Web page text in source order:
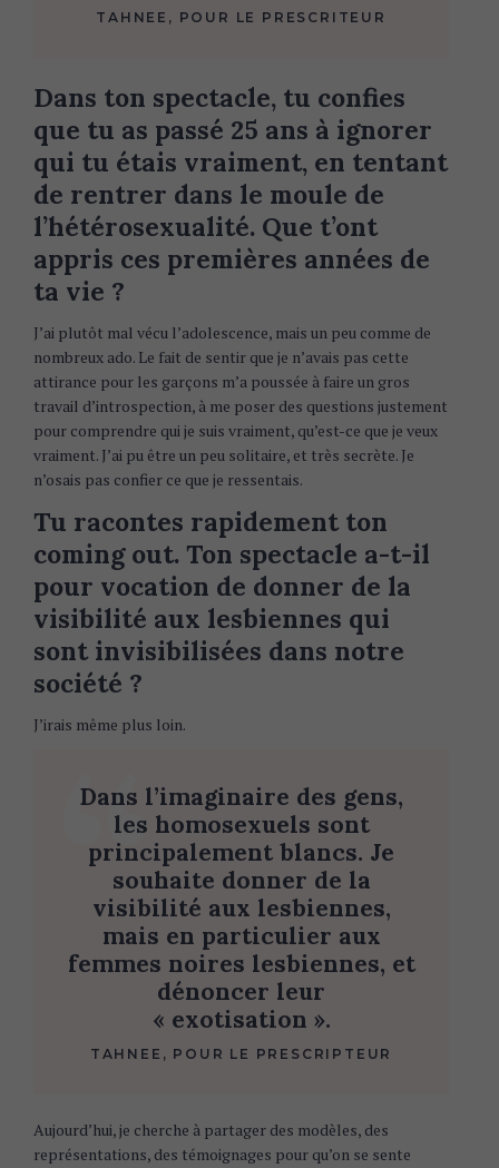
TAHNEE, POUR LE PRESCRITEUR
Dans ton spectacle, tu confies
que tu as passé 25 ans à ignorer
qui tu étais vraiment, en tentant
de rentrer dans le moule de
l’hétérosexualité. Que t’ont
appris ces premières années de
ta vie ?
J’ai plutôt mal vécu l’adolescence, mais un peu comme de
nombreux ado. Le fait de sentir que je n’avais pas cette
attirance pour les garçons m’a poussée à faire un gros
travail d’introspection, à me poser des questions justement
pour comprendre qui je suis vraiment, qu’est-ce que je veux
vraiment. J’ai pu être un peu solitaire, et très secrète. Je
n’osais pas confier ce que je ressentais.
Tu racontes rapidement ton
coming out. Ton spectacle a-t-il
pour vocation de donner de la
visibilité aux lesbiennes qui
sont invisibilisées dans notre
société ?
J’irais même plus loin.
Dans l’imaginaire des gens,
les homosexuels sont
principalement blancs. Je
souhaite donner de la
visibilité aux lesbiennes,
mais en particulier aux
femmes noires lesbiennes, et
dénoncer leur
« exotisation ».
TAHNEE, POUR LE PRESCRIPTEUR
Aujourd’hui, je cherche à partager des modèles, des
représentations, des témoignages pour qu’on se sente